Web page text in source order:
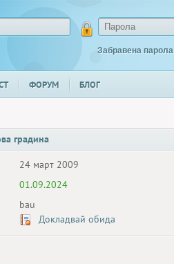
Забравена парола
ФОРУМ БЛОГ
градина
24 март 2009
01.09.2024
bau
Докладвай обида